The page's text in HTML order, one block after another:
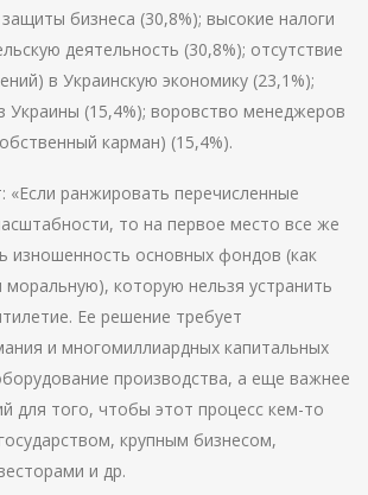
бизнеса (30,8%); высокие налоги
деятельность (30,8%); отсутствие
в Украинскую экономику (23,1%);
Украины (15,4%); воровство менеджеров
карман) (15,4%).
«Если ранжировать перечисленные
то на первое место все же
изношенность основных фондов (как
моральную), которую нельзя устранить
Ее решение требует
и многомиллиардных капитальных
производства, а еще важнее
для того, чтобы этот процесс кем-то
крупным бизнесом,
и др.